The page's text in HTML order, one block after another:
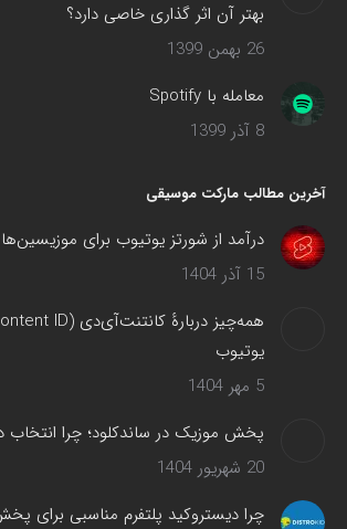
بهتر آن اثر گذاری خاصی دارد؟
26 بهمن 1399
معامله با Spotify
8 آذر 1399
آخرین مطالب مارکت موسیقی
درآمد از شورتز یوتیوب برای موزیسین‌ها
15 آذر 1404
یوتیوب
5 مهر 1404
پخش موزیک در ساندکلود؛ چرا
20 شهریور 1404
چرا دیستروکید پلتفرم مناسبی برای